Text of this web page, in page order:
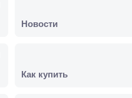
Новости
Как купить